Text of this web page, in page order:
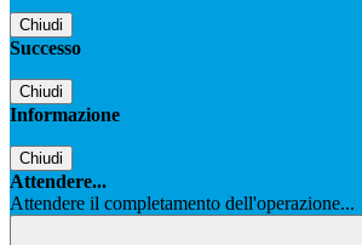
Chiudi
Successo
Chiudi
Informazione
Chiudi
Attendere...
Attendere il completamento dell'operazione...